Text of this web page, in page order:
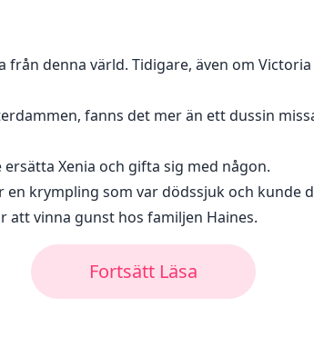
denna värld. Tidigare, även om
fanns det mer än ett dussin
Xenia och gifta sig med någon.
en krympling som var dödssjuk och kunde
att vinna gunst hos familjen Haines.
Fortsätt Läsa